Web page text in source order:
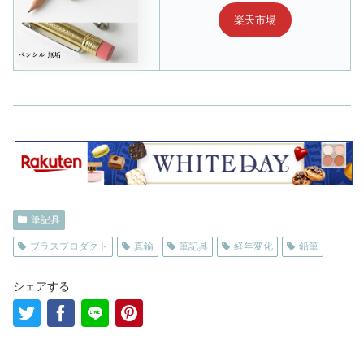
楽天市場
筆記具
ブラスプロダクト 真鍮 筆記具 経年変化 鉛筆
シェアする